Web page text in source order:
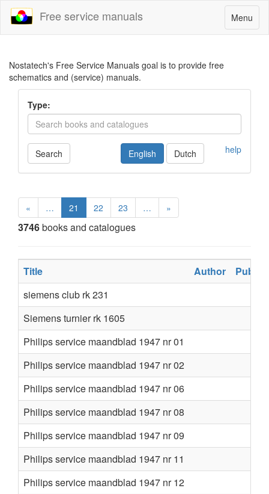
Toggle
navigation
Menu
Free service manuals
Nostatech's Free Service Manuals goal is to provide free
schematics and (service) manuals.
Type:
Search help
English Dutch
« … 21 22 23 … »
3746books and catalogues
Title Author
siemens club rk 231
Siemens turnier rk 1605
Philips service maandblad 1947 nr 01
Philips service maandblad 1947 nr 02
Philips service maandblad 1947 nr 06
Philips service maandblad 1947 nr 08
Philips service maandblad 1947 nr 09
Philips service maandblad 1947 nr 11
Philips service maandblad 1947 nr 12